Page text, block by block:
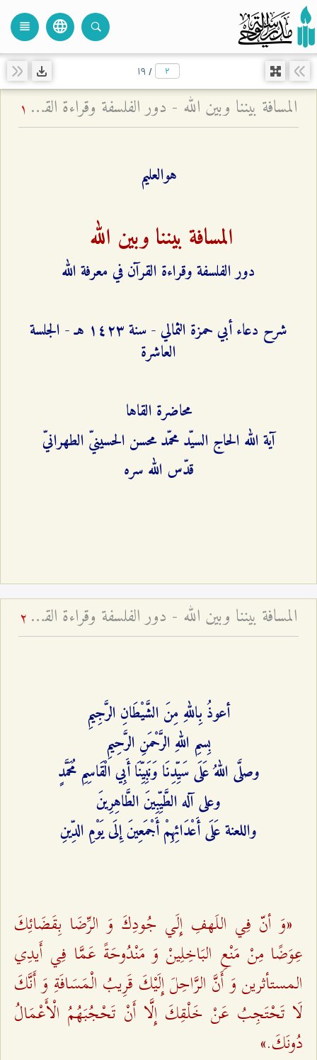
language
view_headline
/ ۱٩
المسافة بيننا وبين الله - دور الفلسفة وقراءة القرآن في معرفة الله 1
هوالعليم
المسافة بيننا وبين الله
دور الفلسفة وقراءة القرآن في معرفة الله
شرح دعاء أبي حمزة الثمالي - سنة ۱٤٢٣ هـ - الجلسة
العاشرة
محاضرة القاها
آية الله الحاج السيّد محمّد محسن الحسينيّ الطهرانيّ
قدّس الله سره
المسافة بيننا وبين الله - دور الفلسفة وقراءة القرآن في معرفة الله 2
أعوذُ بِاللهِ مِنَ الشَّيْطَانِ الرَّجِيمِ
بِسمِ اللهِ الرَّحْمَنِ الرَّحِيمِ
وصلَّى اللهُ عَلَى سَيِّدِنَا وَنَبِيِّنَا أَبِي‌ الْقَاسِمِ مُحَمَّدٍ
وعلى آله الطَّيِّبِينَ الطَّاهِرِينَ
واللعنة عَلَى أَعْدَائِهِمْ أَجْمَعِينَ‌ إِلَى يَوْمِ الدِّينِ
«وَ أنّ فِي اللَهفِ إِلَي جُودِكَ وَ الرِّضَا بِقَضَائِكَ
عِوَضًا مِنْ مَنْعِ البَاخِلِينْ وَ مَنْدُوحَةً عَمَّا فِي أَيدِي
المستأثرين وَ أَنَّ الرَّاحِلَ إِلَيْكَ قَرِيبُ الْمَسَافَةِ وَ أَنَّكَ
لَا تَحْتَجِبُ عَنْ خَلْقِكَ إِلَّا أَنْ تَحْجُبَهُمُ الْأَعْمَالُ
دُونَكَ.»